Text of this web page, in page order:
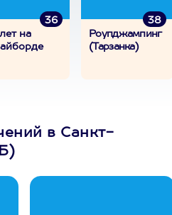
36
на
38
Роупджампинг
(Тарзанка)
в Санкт-